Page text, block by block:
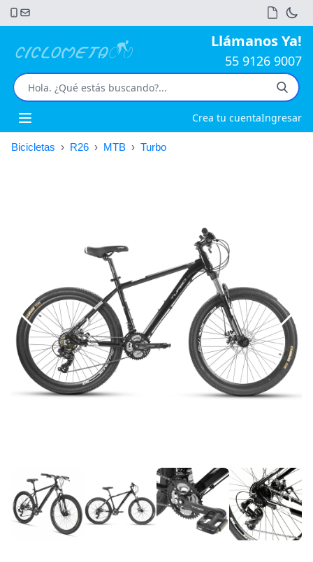
Llámanos Ya!
55 9126 9007
Open main menu Crea tu cuentaIngresar
Bicicletas › R26 › MTB › Turbo